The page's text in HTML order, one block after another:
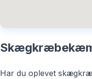
Har du oplevet